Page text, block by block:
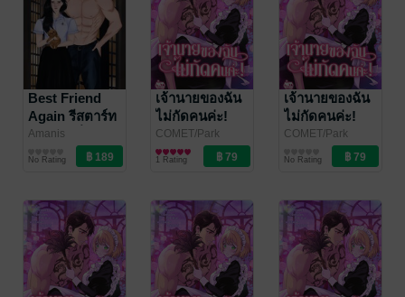
สารภาพรักซะ
งั้น~ เล่ม 03
Best Friend
Again รีสตาร์ท
รักฉบับเพื่อน
Amanis
นิยายโรมานซ์
No Rating
เจ้านายของฉัน
ไม่กัดคนค่ะ!
006
COMET/Park
JiEun/FANTAMANI
/ NETCOMICS
การ์ตูนทั่วไป
1 Rating
เจ้านายของฉัน
ไม่กัดคนค่ะ!
005
COMET/Park
JiEun/FANTAMANI
/ NETCOMICS
การ์ตูนทั่วไป
No Rating